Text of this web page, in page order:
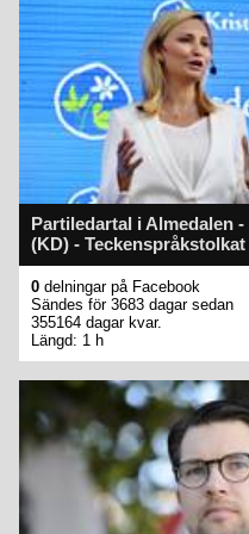
Partiledartal i Almedalen
(KD) - Teckenspråkstolkat
0 delningar på Facebook
Sändes för 3683 dagar sedan
355164 dagar kvar.
Längd: 1 h